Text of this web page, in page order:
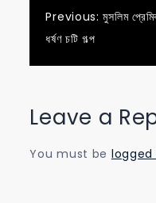
Post
Previous: মুসলিম
ধর্ষণ চটি গল্প
Leave a
You must be logged